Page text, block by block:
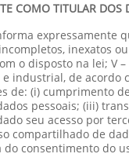
COMO TITULAR DOS
expressamente
inexatos
o disposto na lei; V
industrial, de acordo
de: (i) cumprimento
pessoais; (iii)
seu acesso por
compartilhado de
do consentimento do